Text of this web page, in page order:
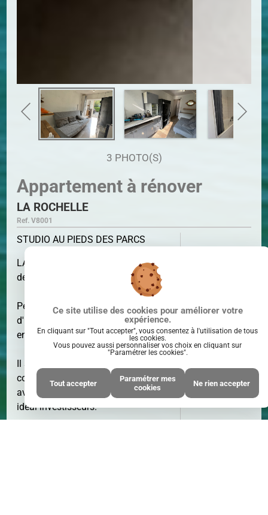
3 PHOTO(S)
Appartement à rénover
LA ROCHELLE
Ref. V8001
STUDIO AU PIEDS DES PARCS
LA ROCHELLE - La Genette - Bordure
de parcs
Petit studio situé au rez-de-chaussée
d'une résidence recherchée, bien
entretenue et totalement au calme.
Il se compose d'une pièce de vie avec
coin cuisine et d'une salle de bains
avec wc. L'appartement est à rénover,
idéal investisseurs.
Ce site utilise des cookies pour améliorer votre
expérience.
En cliquant sur "Tout accepter", vous consentez à l'utilisation de tous
les cookies.
Vous pouvez aussi personnaliser vos choix en cliquant sur
"Paramétrer les cookies".
Tout accepter
Paramétrer mes
cookies
Ne rien accepter